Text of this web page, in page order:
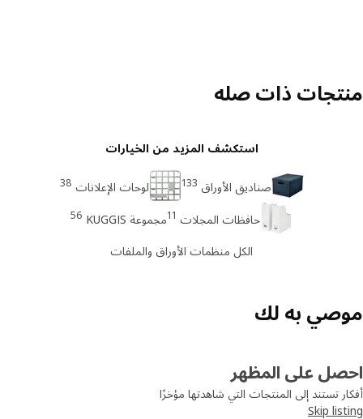
ذات صله
استكشف المزيد من الخيارات
صناديق الأوراق 133 لوحات الإعلانات 38
حافظات المجلات 11مجموعة KUGGIS 56
الكل منظمات الأوراق والملفات
به لك
على المظهر
تستند إلى المنتجات التي شاهدتها مؤخرًا
Skip